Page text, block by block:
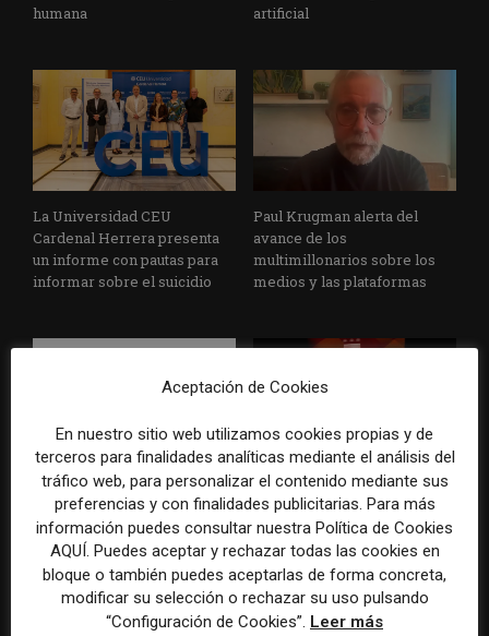
humana
artificial
La Universidad CEU
Cardenal Herrera presenta
un informe con pautas para
informar sobre el suicidio
Paul Krugman alerta del
avance de los
multimillonarios sobre los
medios y las plataformas
La Marea cierra 2025 con
superávit, pero su
cooperativa pierde 38.542
euros
El Premio Gabo 2026
reconoce cinco historias de
Brasil, España y El Salvador
sobre el poder, la memoria y
la violencia
Aceptación de Cookies
En nuestro sitio web utilizamos cookies propias y de
terceros para finalidades analíticas mediante el análisis del
tráfico web, para personalizar el contenido mediante sus
preferencias y con finalidades publicitarias. Para más
información puedes consultar nuestra Política de Cookies
AQUÍ. Puedes aceptar y rechazar todas las cookies en
bloque o también puedes aceptarlas de forma concreta,
modificar su selección o rechazar su uso pulsando
“Configuración de Cookies”. Leer más